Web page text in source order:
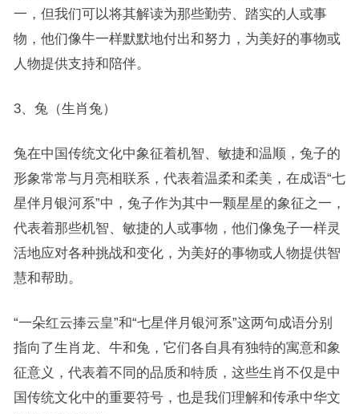
一，但我们可以将其解读为那些勤劳、踏实的人或事
物，他们像牛一样默默地付出和努力，为美好的事物或
人物提供支持和陪伴。
3、兔（生肖兔）
兔在中国传统文化中象征着机智、敏捷和温顺，兔子的
形象常常与月亮相联系，代表着温柔和柔美，在成语“七
星伴月银河系”中，兔子作为其中一颗星星的象征之一，
代表着那些机智、敏捷的人或事物，他们像兔子一样灵
活地应对各种挑战和变化，为美好的事物或人物提供智
慧和帮助。
“一朵红云捧云皇”和“七星伴月银河系”这两句成语分别
指向了生肖龙、牛和兔，它们各自具有独特的寓意和象
征意义，代表着不同的品质和特质，这些生肖不仅是中
国传统文化中的重要符号，也是我们理解和传承中华文